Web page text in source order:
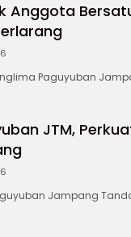
Anggota
Paguyuban
JTM,
Jampang